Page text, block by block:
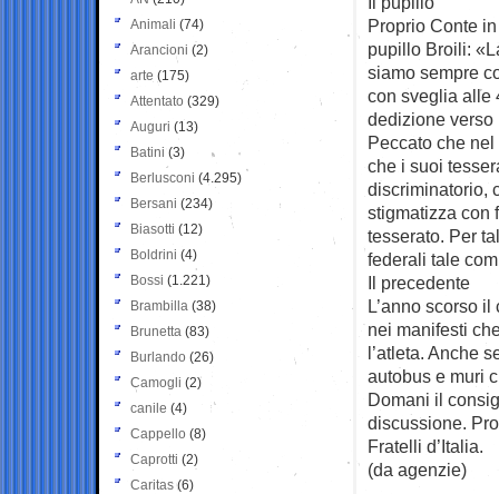
Proprio Conte
pupillo Broili:
siamo sempre
con sveglia alle
dedizione verso
Peccato che
che i suoi
discriminatorio,
stigmatizza con
tesserato. Per
federali tale
Il precedente
L’anno scorso
nei manifesti
l’atleta. Anche
autobus e muri
Domani il
discussione.
Fratelli d’Italia.
(da agenzie)
Animali (74)
Arancioni (2)
arte (175)
Attentato (329)
Auguri (13)
Batini (3)
Berlusconi (4.295)
Bersani (234)
Biasotti (12)
Boldrini (4)
Bossi (1.221)
Brambilla (38)
Brunetta (83)
Burlando (26)
Camogli (2)
canile (4)
Cappello (8)
Caprotti (2)
Caritas (6)